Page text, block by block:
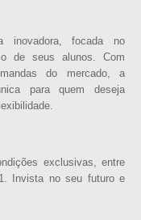
focada no
de seus alunos. Com
do mercado, a
para quem deseja
exclusivas, entre
Invista no seu futuro e